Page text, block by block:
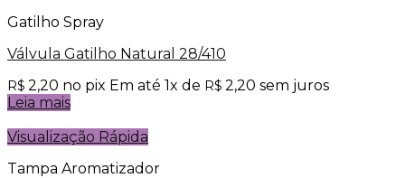
Gatilho Spray
Válvula Gatilho Natural 28/410
R$ 2,20 no pix Em até 1x de R$ 2,20 sem juros
Leia mais
Visualização Rápida
Tampa Aromatizador